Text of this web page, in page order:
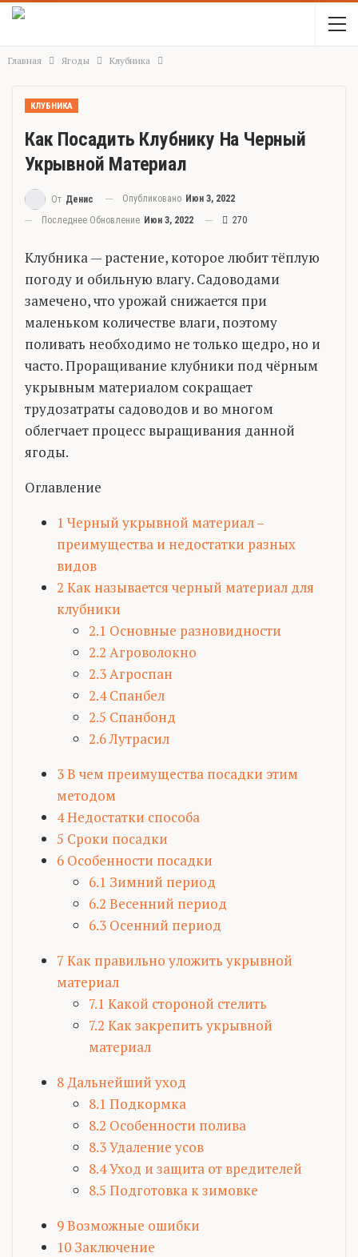
Главная Ягоды Клубника
КЛУБНИКА
Как Посадить Клубнику На Черный
Укрывной Материал
От Денис Опубликовано Июн 3, 2022
Последнее Обновление Июн 3, 2022 270
Клубника — растение, которое любит тёплую
погоду и обильную влагу. Садоводами
замечено, что урожай снижается при
маленьком количестве влаги, поэтому
поливать необходимо не только щедро, но и
часто. Проращивание клубники под чёрным
укрывным материалом сокращает
трудозатраты садоводов и во многом
облегчает процесс выращивания данной
ягоды.
Оглавление
1 Черный укрывной материал –
преимущества и недостатки разных
видов
2 Как называется черный материал для
клубники
2.1 Основные разновидности
2.2 Агроволокно
2.3Агроспан
2.4Спанбел
2.5 Спанбонд
2.6Лутрасил
3В чем преимущества посадки этим
методом
4Недостатки способа
5 Сроки посадки
6 Особенности посадки
6.1 Зимний период
6.2 Весенний период
6.3 Осенний период
7 Как правильно уложить укрывной
материал
7.1 Какой стороной стелить
7.2 Как закрепить укрывной
материал
8Дальнейший уход
8.1 Подкормка
8.2 Особенности полива
8.3Удаление усов
8.4Уход и защита от вредителей
8.5 Подготовка к зимовке
9Возможные ошибки
10 Заключение